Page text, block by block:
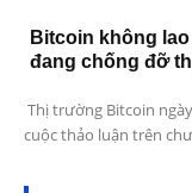
Bitcoin không
đang chống đỡ
Thị trường Bitcoin
cuộc thảo luận trên